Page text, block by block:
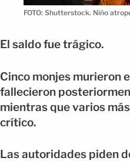
FOTO: Shutterstock. Niño
El saldo fue trágico.
Cinco monjes murieron
fallecieron
mientras que varios
crítico.
Las autoridades piden